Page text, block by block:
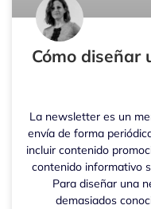
Cómo diseñar
La newsletter es un
envía de forma
incluir contenido
contenido informativo
Para diseñar una
demasiados